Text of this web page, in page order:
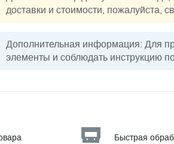
доставки и стоимости, пожалуйста,
Дополнительная информация: Для
элементы и соблюдать инструкцию
Быстрая